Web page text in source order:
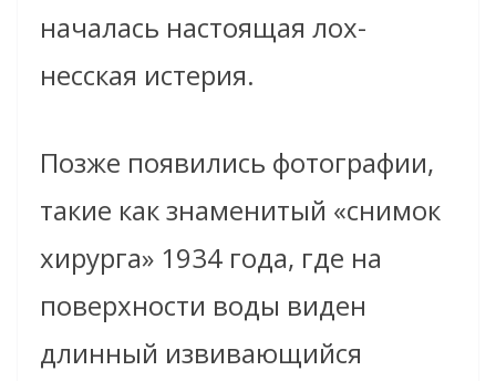
началась настоящая лох-
несская истерия.
Позже появились фотографии,
такие как знаменитый «снимок
хирурга» 1934 года, где на
поверхности воды виден
длинный извивающийся